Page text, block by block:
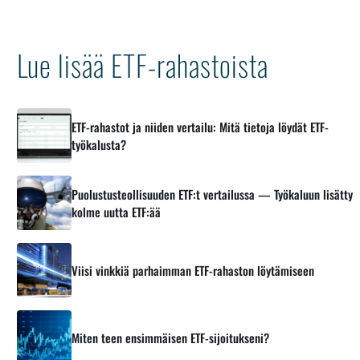
Lue lisää ETF-rahastoista
ETF-rahastot ja niiden vertailu: Mitä tietoja löydät ETF-
työkalusta?
Puolustusteollisuuden ETF:t vertailussa — Työkaluun lisätty
kolme uutta ETF:ää
Viisi vinkkiä parhaimman ETF-rahaston löytämiseen
Miten teen ensimmäisen ETF-sijoitukseni?